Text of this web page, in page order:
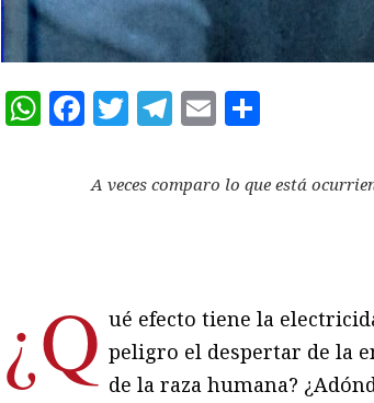
WhatsApp
Facebook
Twitter
Telegram
Email
A veces comparo lo que está
¿Q ué efecto tiene la
peligro el despertar de la
de la raza humana?